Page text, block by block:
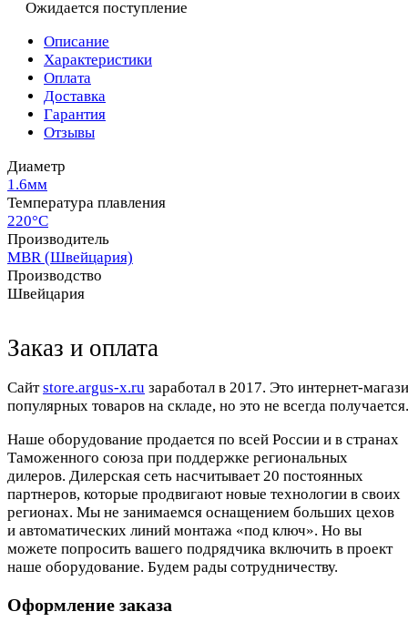
Ожидается поступление
Описание
Характеристики
Оплата
Доставка
Гарантия
Отзывы
Диаметр
1.6мм
Температура плавления
220°C
Производитель
MBR (Швейцария)
Производство
Швейцария
Заказ и оплата
Cайтstore.argus-x.ru заработал в 2017. Это интернет-
популярных товаров на складе, но это не всегда
Наше оборудование продается по всей России и в странах
Таможенного союза при поддержке региональных
дилеров. Дилерская сеть насчитывает 20 постоянных
партнеров, которые продвигают новые технологии в своих
регионах. Мы не занимаемся оснащением больших цехов
и автоматических линий монтажа «под ключ». Но вы
можете попросить вашего подрядчика включить в проект
наше оборудование. Будем рады сотрудничеству.
Оформление заказа